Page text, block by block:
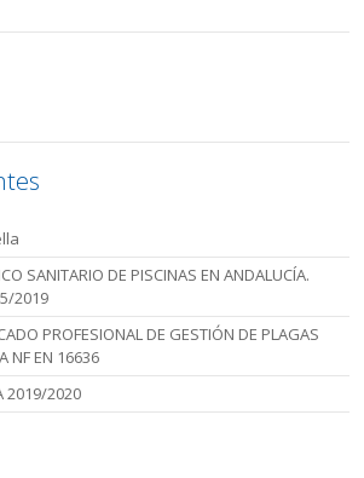
SANITARIO DE PISCINAS EN ANDALUCÍA.
2019
PROFESIONAL DE GESTIÓN DE PLAGAS
NF EN 16636
2019/2020